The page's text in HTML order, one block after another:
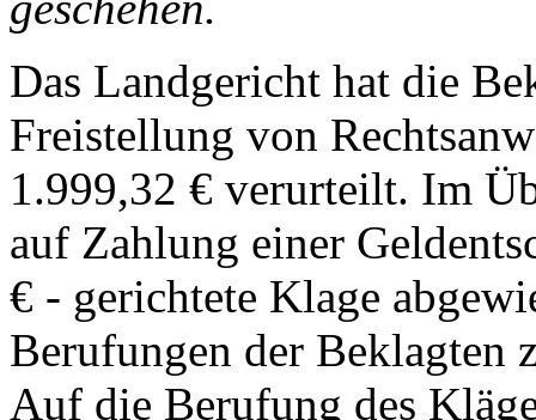
Das Landgericht hat die
Freistellung von
1.999,32 € verurteilt. Im
auf Zahlung einer
€ - gerichtete Klage
Berufungen der Beklagten
Auf die Berufung des